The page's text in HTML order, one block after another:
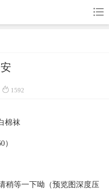

 1592
棉袜
稍等一下呦（预览图深度压